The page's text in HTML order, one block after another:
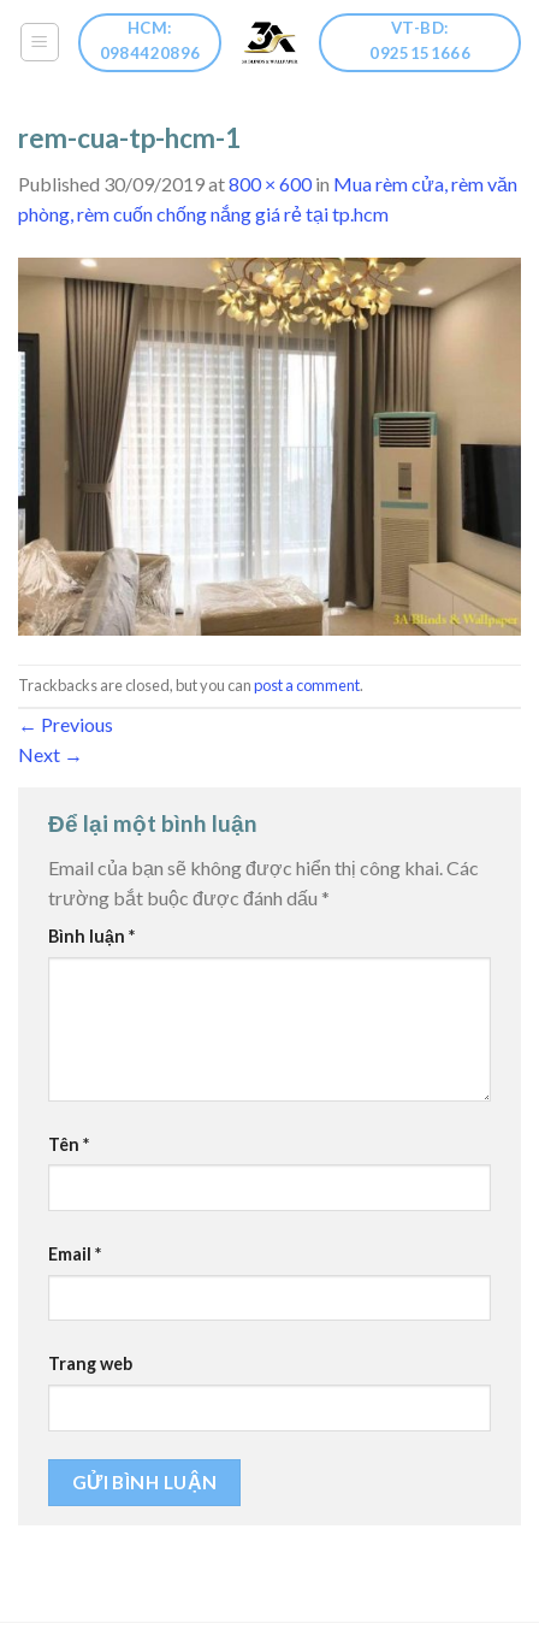
HCM:
0984420896
VT-BD:
0925151666
rem-cua-tp-hcm-1
Published 30/09/2019at800 × 600in Mua rèm cửa, rèm văn
phòng, rèm cuốn chống nắng giá rẻ tại tp.hcm
Trackbacks are closed, but you canpost a comment.
← Previous
Next →
Để lại một bình luận
Email của bạn sẽ không được hiển thị công khai.Các
trường bắt buộc được đánh dấu *
Bình luận *
Tên *
Email *
Trang web